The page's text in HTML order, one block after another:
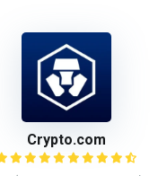
Crypto.com